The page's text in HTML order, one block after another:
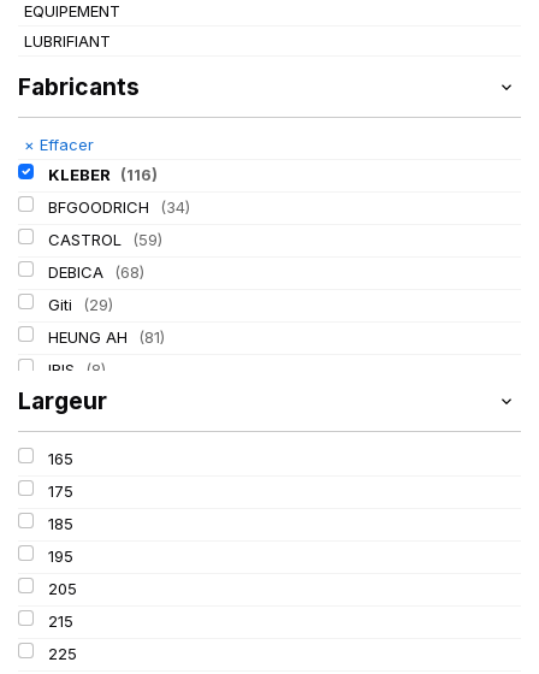
EQUIPEMENT
LUBRIFIANT
Fabricants
× Effacer
KLEBER
(116)
BFGOODRICH
(34)
CASTROL
(59)
DEBICA
(68)
Giti
(29)
HEUNG AH
(81)
IRIS
(8)
ITALMATIC
LASSA (174)
LING LONG
MICHELIN
MITAS
Mondolfo ferro
PIRELLI
PROMETEON
SCHRADER
Largeur
165
175
185
195
205
215
225